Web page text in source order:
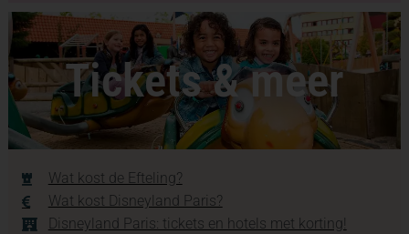
Tickets & meer
Wat kost de Efteling?
Wat kost Disneyland Paris?
Disneyland Paris: tickets en hotels met korting!